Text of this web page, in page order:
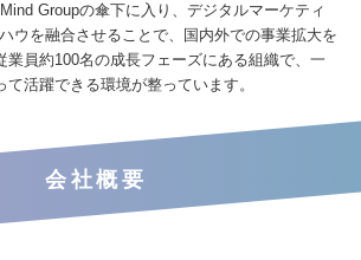
Groupの傘下に入り、デジタルマーケティ
ウを融合させることで、国内外での事業拡大を
業員約100名の成長フェーズにある組織で、一
て活躍できる環境が整っています。
会社概要